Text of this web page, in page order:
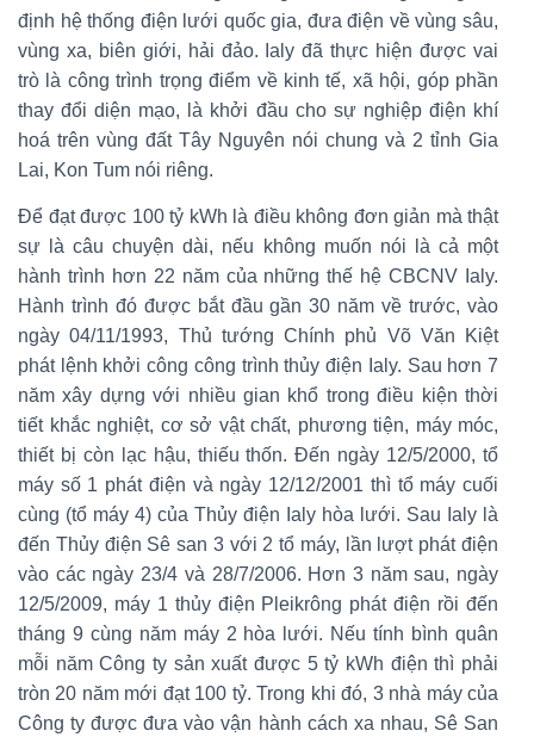
định hệ thống điện lưới quốc gia, đưa điện về vùng sâu,
vùng xa, biên giới, hải đảo. Ialy đã thực hiện được vai
trò là công trình trọng điểm về kinh tế, xã hội, góp phần
thay đổi diện mạo, là khởi đầu cho sự nghiệp điện khí
hoá trên vùng đất Tây Nguyên nói chung và 2 tỉnh Gia
Lai, Kon Tum nói riêng.
Để đạt được 100 tỷ kWh là điều không đơn giản mà thật
sự là câu chuyện dài, nếu không muốn nói là cả một
hành trình hơn 22 năm của những thế hệ CBCNV Ialy.
Hành trình đó được bắt đầu gần 30 năm về trước, vào
ngày 04/11/1993, Thủ tướng Chính phủ Võ Văn Kiệt
phát lệnh khởi công công trình thủy điện Ialy. Sau hơn 7
năm xây dựng với nhiều gian khổ trong điều kiện thời
tiết khắc nghiệt, cơ sở vật chất, phương tiện, máy móc,
thiết bị còn lạc hậu, thiếu thốn. Đến ngày 12/5/2000, tổ
máy số 1 phát điện và ngày 12/12/2001 thì tổ máy cuối
cùng (tổ máy 4) của Thủy điện Ialy hòa lưới. Sau Ialy là
đến Thủy điện Sê san 3 với 2 tổ máy, lần lượt phát điện
vào các ngày 23/4 và 28/7/2006. Hơn 3 năm sau, ngày
12/5/2009, máy 1 thủy điện Pleikrông phát điện rồi đến
tháng 9 cùng năm máy 2 hòa lưới. Nếu tính bình quân
mỗi năm Công ty sản xuất được 5 tỷ kWh điện thì phải
tròn 20 năm mới đạt 100 tỷ. Trong khi đó, 3 nhà máy của
Công ty được đưa vào vận hành cách xa nhau, Sê San